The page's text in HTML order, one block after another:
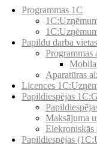
Programmas 1C
Papildu darba
Programmas
Aparatūras
Licences
Papildiespējas
Maksājuma
Elekroniskās
Papildiespējas